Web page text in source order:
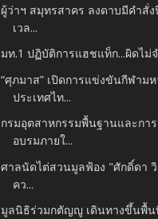
ผู้ว่าฯ สมุทรสาคร ลงดาบมีคำสั่ง
เวล...
มท.1 ปฏิบัติการแฮชแท็ก...ผิดไม่
“ศุภมาส” เปิดการแข่งขันกีฬาม
ประเทศไท...
กรมอุตสาหกรรมพื้นฐานและการ
อบรมภายใ...
ศาลนัดไต่สวนมูลฟ้อง "ศักดิ์ดา วิ
คว...
มูลนิธิร่วมกตัญญู เดินทางขึ้นพื้น